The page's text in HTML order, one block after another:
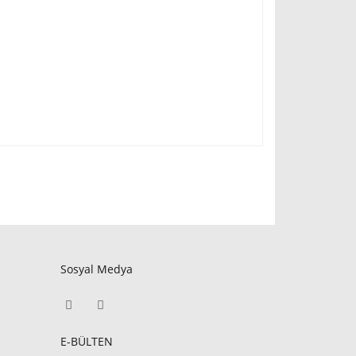
Sosyal Medya
E-BÜLTEN